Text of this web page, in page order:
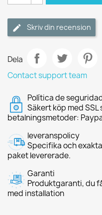
Skriv din recension
Dela
Contact support team
Política de
Säkert köp med
betalningsmetoder:
leveranspolicy
Specifika och
paket levererade.
Garanti
Produktgaranti, du
med installation